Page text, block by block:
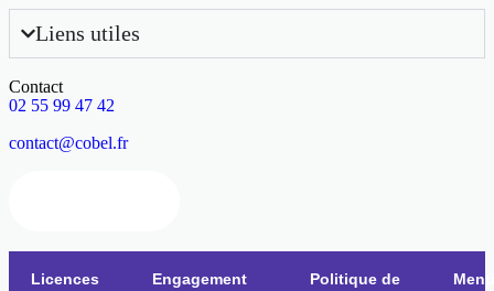
Liens utiles
Contact
02 55 99 47 42
contact@cobel.fr
Licences Engagement Politique de